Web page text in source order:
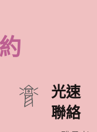
光速
聯絡